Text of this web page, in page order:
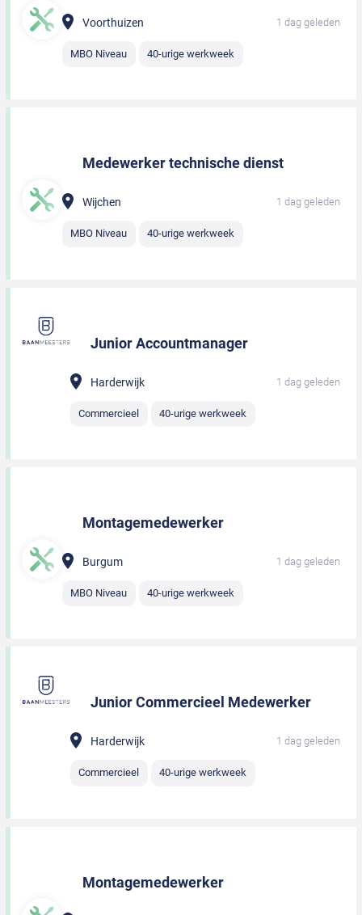
Voorthuizen 1 dag geleden
MBO Niveau 40-urige werkweek
Medewerker technische dienst
Wijchen 1 dag geleden
MBO Niveau 40-urige werkweek
Junior Accountmanager
Harderwijk 1 dag geleden
Commercieel 40-urige werkweek
Montagemedewerker
Burgum 1 dag geleden
MBO Niveau 40-urige werkweek
Junior Commercieel Medewerker
Harderwijk 1 dag geleden
Commercieel 40-urige werkweek
Montagemedewerker